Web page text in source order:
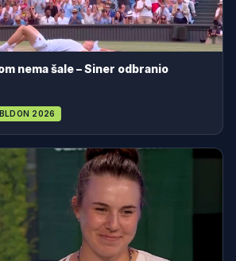
nema šale – Siner odbranio
2026